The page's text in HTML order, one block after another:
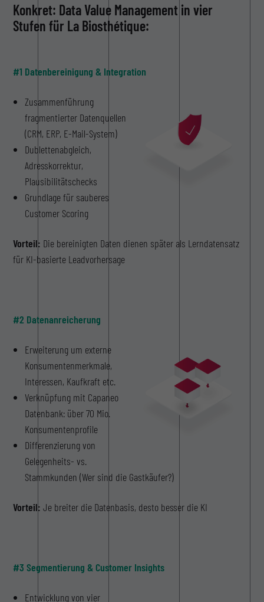
Konkret: Data Value Management in vier
Stufen für La Biosthétique:
#1 Datenbereinigung & Integration
Zusammenführung
fragmentierter Datenquellen
(CRM, ERP, E-Mail-System)
Dublettenabgleich,
Adresskorrektur,
Plausibilitätschecks
Grundlage für sauberes
Customer Scoring
Vorteil: Die bereinigten Daten dienen später als Lerndatensatz
für KI-basierte Leadvorhersage
#2 Datenanreicherung
Erweiterung um externe
Konsumentenmerkmale,
Interessen, Kaufkraft etc.
Verknüpfung mit Capaneo
Datenbank: über 70 Mio.
Konsumentenprofile
Differenzierung von
Gelegenheits- vs.
Stammkunden (Wer sind die Gastkäufer?)
Vorteil: Je breiter die Datenbasis, desto besser die KI
#3 Segmentierung & Customer Insights
Entwicklung von vier